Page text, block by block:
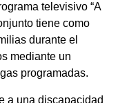
televisivo “A
tiene como
durante el
mediante un
programadas.
a una discapacidad